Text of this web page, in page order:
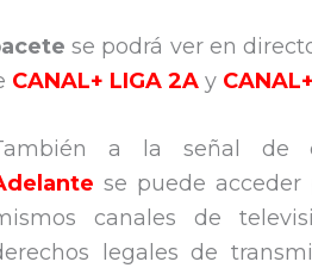
se podrá ver en
CANAL+ LIGA 2A y
a la señal de
se puede
canales de
legales de